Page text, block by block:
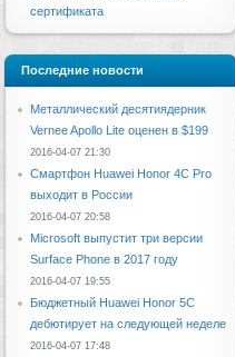
сертификата
Последние новости
Металлический десятиядерник
Vernee Apollo Lite оценен в $199
2016-04-07 21:30
Смартфон Huawei Honor 4C Pro
выходит в России
2016-04-07 20:58
Microsoft выпустит три версии
Surface Phone в 2017 году
2016-04-07 19:55
Бюджетный Huawei Honor 5C
дебютирует на следующей неделе
2016-04-07 17:48